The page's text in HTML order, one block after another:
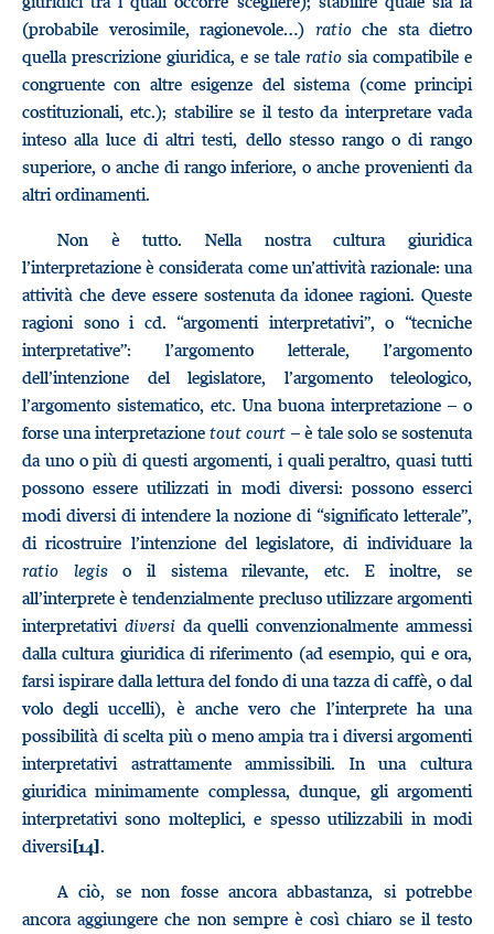
(probabile verosimile, ragionevole…) ratioche sta dietro
quella prescrizione giuridica, e se tale ratio sia compatibile e
congruente con altre esigenze del sistema (come principi
costituzionali, etc.); stabilire se il testo da interpretare vada
inteso alla luce di altri testi, dello stesso rango o di rango
superiore, o anche di rango inferiore, o anche provenienti da
altri ordinamenti.
Non è tutto. Nella nostra cultura giuridica
l’interpretazione è considerata come un’attività razionale: una
attività che deve essere sostenuta da idonee ragioni. Queste
ragioni sono i cd. “argomenti interpretativi”, o “tecniche
interpretative”: l’argomento letterale, l’argomento
dell’intenzione del legislatore, l’argomento teleologico,
l’argomento sistematico, etc. Una buona interpretazione – o
forse una interpretazione tout court – è tale solo se sostenuta
da uno o più di questi argomenti, i quali peraltro, quasi tutti
possono essere utilizzati in modi diversi: possono esserci
modi diversi di intendere la nozione di “significato letterale”,
di ricostruire l’intenzione del legislatore, di individuare la
ratio legiso il sistema rilevante, etc. E inoltre, se
all’interprete è tendenzialmente precluso utilizzare argomenti
interpretativi diversida quelli convenzionalmente ammessi
dalla cultura giuridica di riferimento (ad esempio, qui e ora,
farsi ispirare dalla lettura del fondo di una tazza di caffè, o dal
volo degli uccelli), è anche vero che l’interprete ha una
possibilità di scelta più o meno ampia tra i diversi argomenti
interpretativi astrattamente ammissibili. In una cultura
giuridica minimamente complessa, dunque, gli argomenti
interpretativi sono molteplici, e spesso utilizzabili in modi
diversi[14].
A ciò, se non fosse ancora abbastanza, si potrebbe
ancora aggiungere che non sempre è così chiaro se il testo